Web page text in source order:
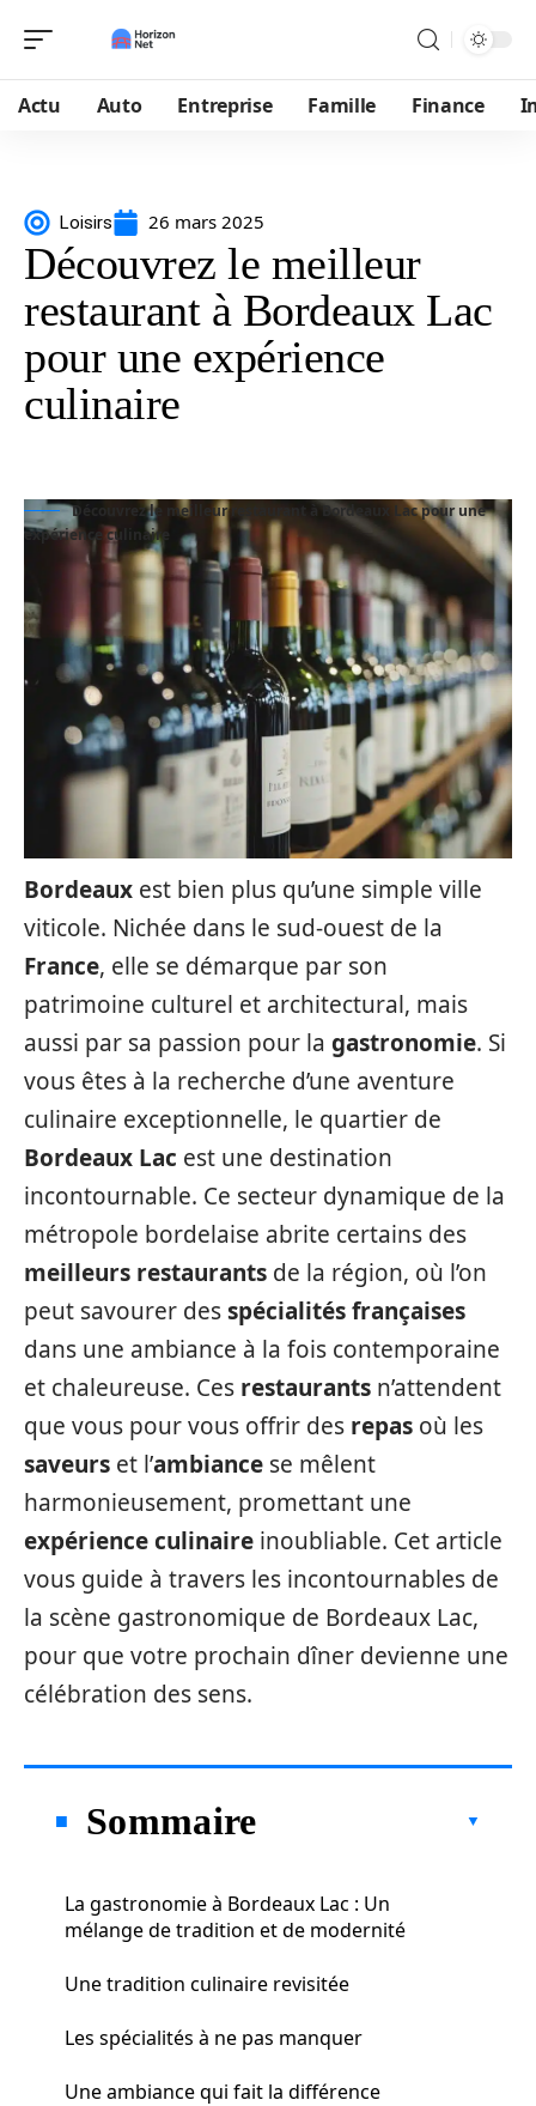
Actu Auto Entreprise Famille Finance
Loisirs 26 mars 2025
Découvrez le meilleur
restaurant à Bordeaux Lac
pour une expérience
culinaire
Découvrez le meilleur restaurant à Bordeaux Lac pour une
expérience culinaire
Bordeaux est bien plus qu’une simple ville
viticole. Nichée dans le sud-ouest de la
France, elle se démarque par son
patrimoine culturel et architectural, mais
aussi par sa passion pour la gastronomie. Si
vous êtes à la recherche d’une aventure
culinaire exceptionnelle, le quartier de
Bordeaux Lac est une destination
incontournable. Ce secteur dynamique de la
métropole bordelaise abrite certains des
meilleurs restaurants de la région, où l’on
peut savourer desspécialités françaises
dans une ambiance à la fois contemporaine
et chaleureuse. Ces restaurants n’attendent
que vous pour vous offrir des repas où les
saveurs et l’ambiance se mêlent
harmonieusement, promettant une
expérience culinaire inoubliable. Cet article
vous guide à travers les incontournables de
la scène gastronomique de Bordeaux Lac,
pour que votre prochain dîner devienne une
célébration des sens.
Sommaire
La gastronomie à Bordeaux Lac : Un
mélange de tradition et de modernité
Une tradition culinaire revisitée
Les spécialités à ne pas manquer
Une ambiance qui fait la différence